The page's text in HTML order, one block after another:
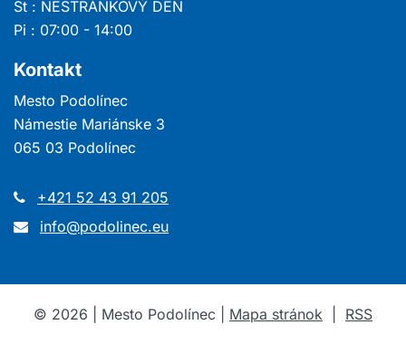
Št : NESTRÁNKOVÝ DEŇ
Pi : 07:00 - 14:00
Kontakt
Mesto Podolínec
Námestie Mariánske 3
065 03 Podolínec
+421 52 43 91 205
info@podolinec.eu
© 2026 | Mesto Podolínec | Mapa stránok RSS